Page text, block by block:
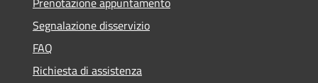
Segnalazione disservizio
FAQ
Richiesta di assistenza